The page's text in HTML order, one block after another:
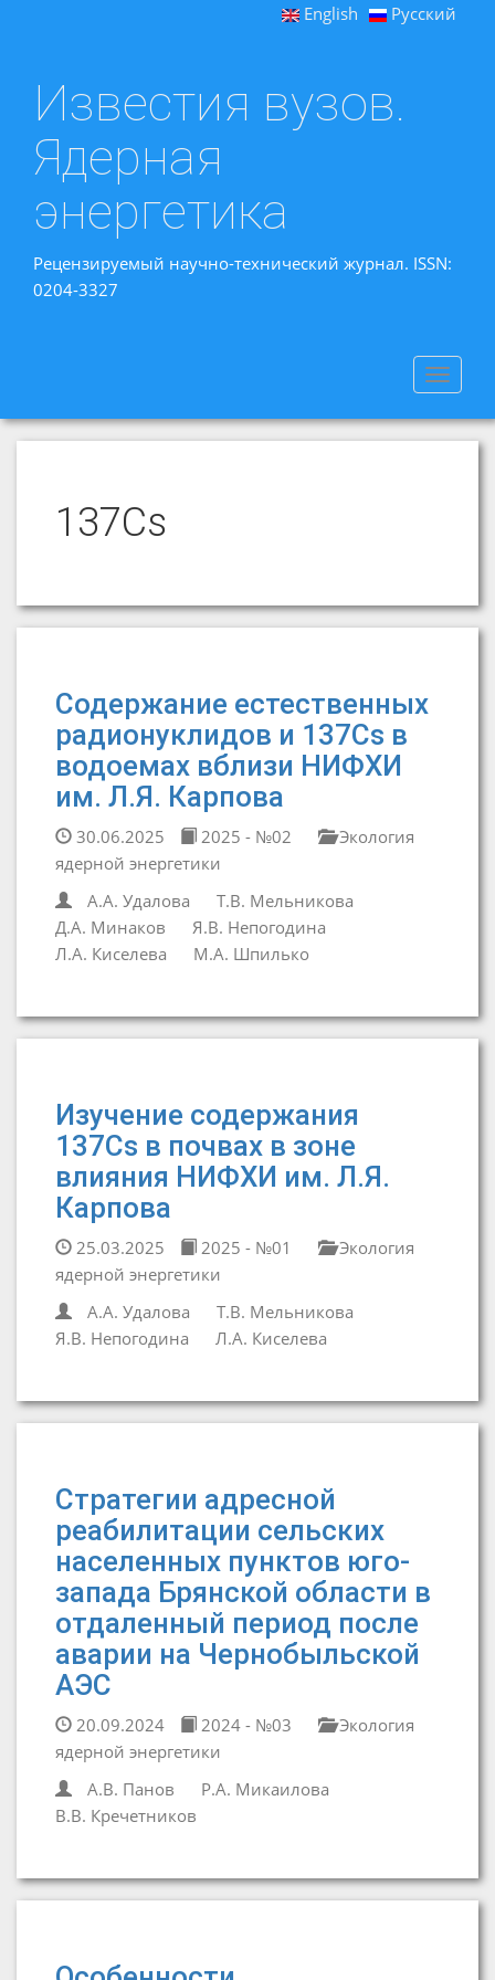
English Русский
Известия вузов.
Ядерная
энергетика
Рецензируемый научно-технический журнал. ISSN:
0204-3327
Toggle
137Cs
Содержание естественных
радионуклидов и 137Cs в
водоемах вблизи НИФХИ
им. Л.Я. Карпова
30.06.2025 2025 - №02
Экология
ядерной энергетики
А.А. Удалова
Т.В. Мельникова
Д.А. Минаков
Я.В. Непогодина
Л.А. Киселева
М.А. Шпилько
Изучение содержания
137Cs в почвах в зоне
влияния НИФХИ им. Л.Я.
Карпова
25.03.2025 2025 - №01
Экология
ядерной энергетики
А.А. Удалова
Т.В. Мельникова
Я.В. Непогодина
Л.А. Киселева
Стратегии адресной
реабилитации сельских
населенных пунктов юго-
запада Брянской области в
отдаленный период после
аварии на Чернобыльской
АЭС
20.09.2024 2024 - №03
Экология
ядерной энергетики
А.В. Панов
Р.А. Микаилова
В.В. Кречетников